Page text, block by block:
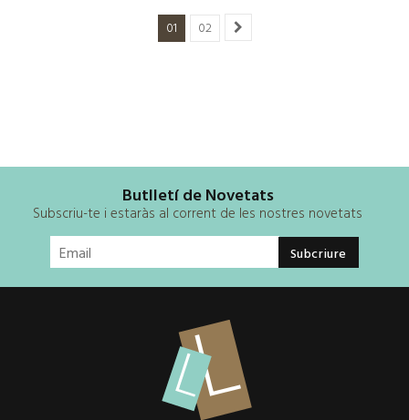
01 02
Butlletí de Novetats
Subscriu-te i estaràs al corrent de les nostres novetats